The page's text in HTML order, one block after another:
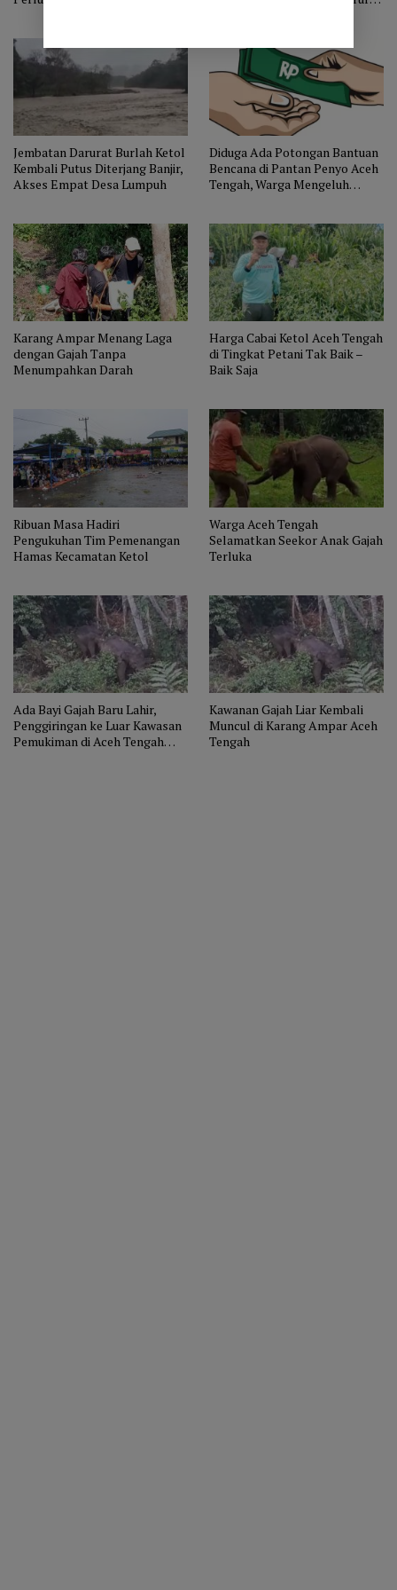
Jembatan Darurat Burlah Ketol
Kembali Putus Diterjang Banjir,
Akses Empat Desa Lumpuh
Diduga Ada Potongan Bantuan
Bencana di Pantan Penyo Aceh
Tengah, Warga Mengeluh
Karang Ampar Menang Laga
dengan Gajah Tanpa
Menumpahkan Darah
Harga Cabai Ketol Aceh Tengah
di Tingkat Petani Tak Baik –
Baik Saja
Ribuan Masa Hadiri
Pengukuhan Tim Pemenangan
Hamas Kecamatan Ketol
Warga Aceh Tengah
Selamatkan Seekor Anak Gajah
Terluka
Ada Bayi Gajah Baru Lahir,
Penggiringan ke Luar Kawasan
Pemukiman di Aceh Tengah
Kawanan Gajah Liar Kembali
Muncul di Karang Ampar Aceh
Tengah